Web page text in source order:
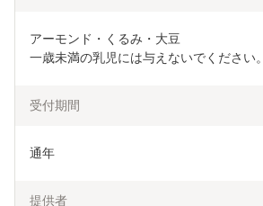
アーモンド・くるみ・大豆
一歳未満の乳児には与えないでください。
受付期間
通年
提供者